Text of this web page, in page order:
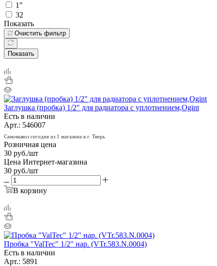
1"
32
Показать
Очистить фильтр
Показать
Заглушка (пробка) 1/2" для радиатора с уплотнением,Ogint
Есть в наличии
Арт.: 546007
Самовывоз сегодня из 1 магазина в г. Тверь
Розничная цена
30 руб./шт
Цена Интернет-магазина
30 руб./шт
В корзину
Пробка "ValTec" 1/2" нар. (VTr.583.N.0004)
Есть в наличии
Арт.: 5891